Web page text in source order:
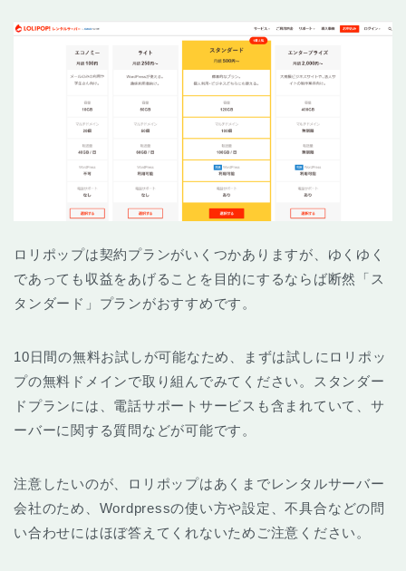
ロリポップは契約プランがいくつかありますが、ゆくゆく
であっても収益をあげることを目的にするならば断然「ス
タンダード」プランがおすすめです。
10日間の無料お試しが可能なため、まずは試しにロリポッ
プの無料ドメインで取り組んでみてください。スタンダー
ドプランには、電話サポートサービスも含まれていて、サ
ーバーに関する質問などが可能です。
注意したいのが、ロリポップはあくまでレンタルサーバー
会社のため、Wordpressの使い方や設定、不具合などの問
い合わせにはほぼ答えてくれないためご注意ください。